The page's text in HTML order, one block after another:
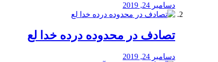
دسامبر 24, 2019
تصادف در محدوده درده خدا لع
دسامبر 24, 2019